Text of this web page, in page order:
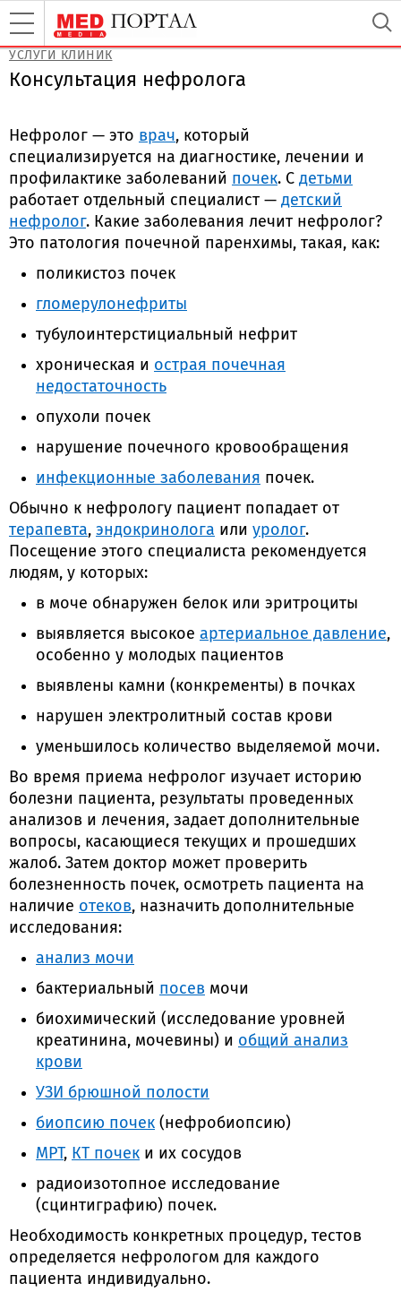
УСЛУГИ КЛИНИК
Консультация нефролога
Нефролог — это врач, который
специализируется на диагностике, лечении и
профилактике заболеваний почек. С детьми
работает отдельный специалист — детский
нефролог. Какие заболевания лечит нефролог?
Это патология почечной паренхимы, такая, как:
поликистоз почек
гломерулонефриты
тубулоинтерстициальный нефрит
хроническая и острая почечная
недостаточность
опухоли почек
нарушение почечного кровообращения
инфекционные заболевания почек.
Обычно к нефрологу пациент попадает от
терапевта, эндокринолога или уролог.
Посещение этого специалиста рекомендуется
людям, у которых:
в моче обнаружен белок или эритроциты
выявляется высокое артериальное давление,
особенно у молодых пациентов
выявлены камни (конкременты) в почках
нарушен электролитный состав крови
уменьшилось количество выделяемой мочи.
Во время приема нефролог изучает историю
болезни пациента, результаты проведенных
анализов и лечения, задает дополнительные
вопросы, касающиеся текущих и прошедших
жалоб. Затем доктор может проверить
болезненность почек, осмотреть пациента на
наличие отеков, назначить дополнительные
исследования:
анализ мочи
бактериальный посев мочи
биохимический (исследование уровней
креатинина, мочевины) и общий анализ
крови
УЗИ брюшной полости
биопсию почек (нефробиопсию)
МРТ, КТ почек и их сосудов
радиоизотопное исследование
(сцинтиграфию) почек.
Необходимость конкретных процедур, тестов
определяется нефрологом для каждого
пациента индивидуально.